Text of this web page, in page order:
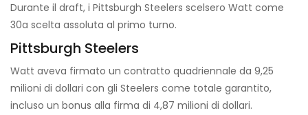
Durante il draft, i Pittsburgh Steelers scelsero Watt come
30a scelta assoluta al primo turno.
Pittsburgh Steelers
Watt aveva firmato un contratto quadriennale da 9,25
milioni di dollari con gli Steelers come totale garantito,
incluso un bonus alla firma di 4,87 milioni di dollari.